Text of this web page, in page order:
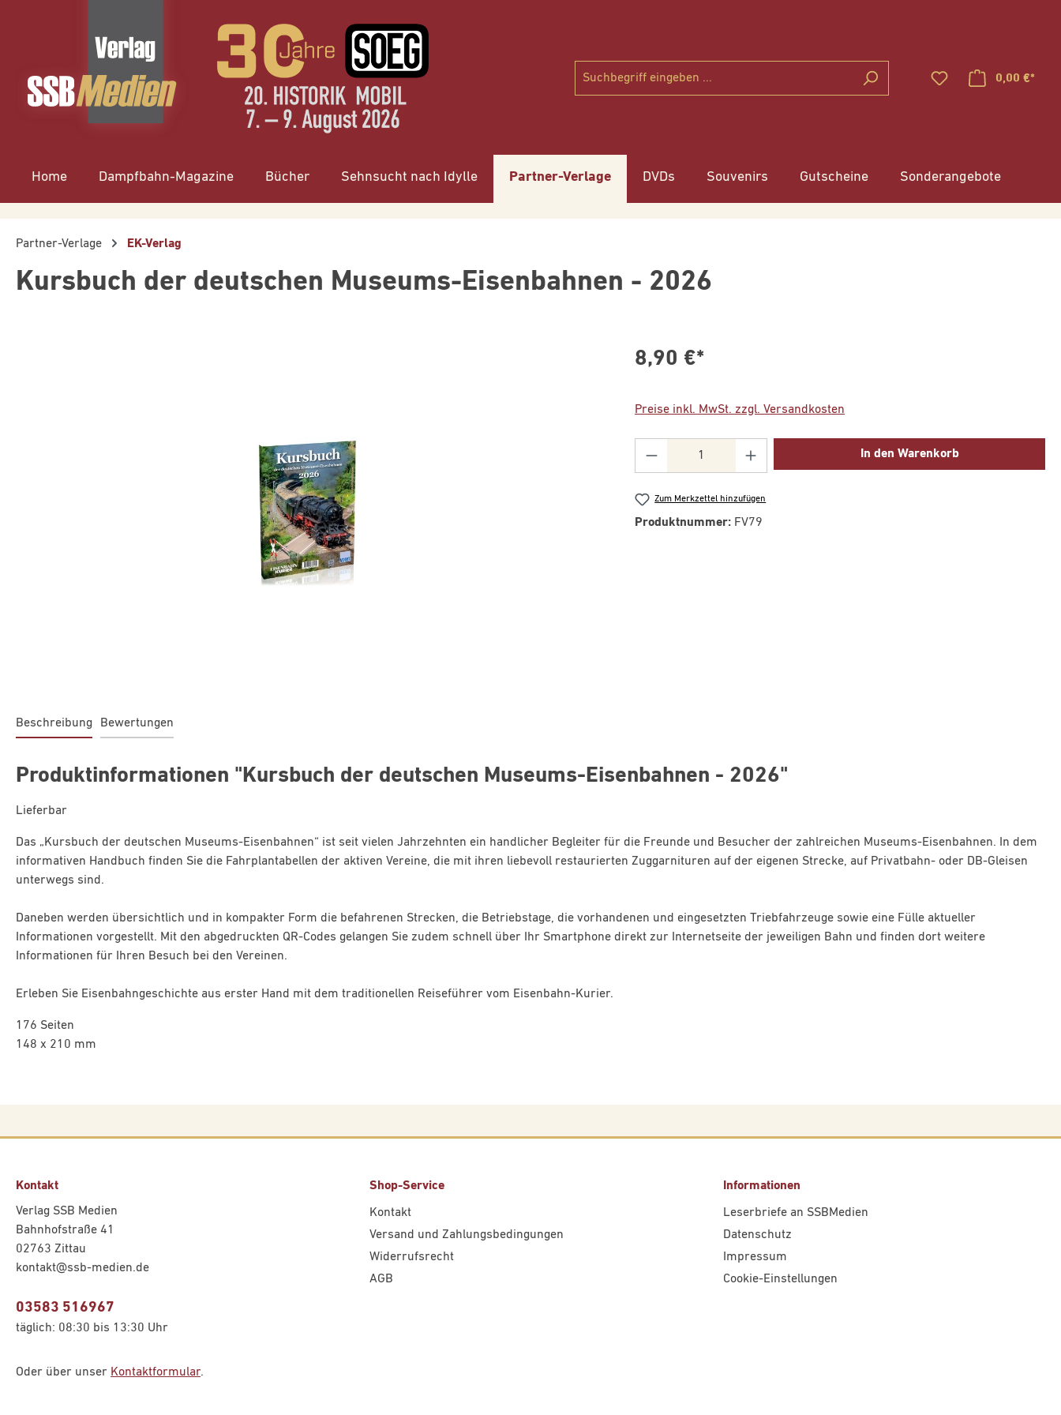
0,00 €*
Home Dampfbahn-Magazine Bücher Sehnsucht nach Idylle Partner-Verlage DVDs Souvenirs Gutscheine Sonderangebote
Partner-Verlage EK-Verlag
Kursbuch der deutschen Museums-Eisenbahnen - 2026
8,90 €*
Preise inkl. MwSt. zzgl. Versandkosten
Produkt Anzahl: Gib den gewünschten Wert ein
In den Warenkorb
Zum Merkzettel hinzufügen
Produktnummer: FV79
Beschreibung Bewertungen
Produktinformationen "Kursbuch der deutschen Museums-Eisenbahnen - 2026"
Lieferbar
Das „Kursbuch der deutschen Museums-Eisenbahnen“ ist seit vielen Jahrzehnten ein handlicher Begleiter für die Freunde und Besucher der zahlreichen Museums-Eisenbahnen. In dem
informativen Handbuch finden Sie die Fahrplantabellen der aktiven Vereine, die mit ihren liebevoll restaurierten Zuggarnituren auf der eigenen Strecke, auf Privatbahn- oder DB-Gleisen
unterwegs sind.
Daneben werden übersichtlich und in kompakter Form die befahrenen Strecken, die Betriebstage, die vorhandenen und eingesetzten Triebfahrzeuge sowie eine Fülle aktueller
Informationen vorgestellt. Mit den abgedruckten QR-Codes gelangen Sie zudem schnell über Ihr Smartphone direkt zur Internetseite der jeweiligen Bahn und finden dort weitere
Informationen für Ihren Besuch bei den Vereinen.
Erleben Sie Eisenbahngeschichte aus erster Hand mit dem traditionellen Reiseführer vom Eisenbahn-Kurier.
176 Seiten
148 x 210 mm
Kontakt
Verlag SSB Medien
Bahnhofstraße 41
02763 Zittau
kontakt@ssb-medien.de
03583 516967
täglich: 08:30 bis 13:30 Uhr
Oder über unser Kontaktformular.
Shop-Service
Kontakt
Versand und Zahlungsbedingungen
Widerrufsrecht
AGB
Informationen
Leserbriefe an SSBMedien
Datenschutz
Impressum
Cookie-Einstellungen